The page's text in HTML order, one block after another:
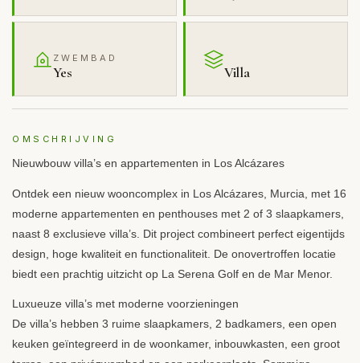
ZWEMBAD
Yes Villa
OMSCHRIJVING
Nieuwbouw villa’s en appartementen in Los Alcázares
Ontdek een nieuw wooncomplex in Los Alcázares, Murcia, met 16
moderne appartementen en penthouses met 2 of 3 slaapkamers,
naast 8 exclusieve villa’s. Dit project combineert perfect eigentijds
design, hoge kwaliteit en functionaliteit. De onovertroffen locatie
biedt een prachtig uitzicht op La Serena Golf en de Mar Menor.
Luxueuze villa’s met moderne voorzieningen
De villa’s hebben 3 ruime slaapkamers, 2 badkamers, een open
keuken geïntegreerd in de woonkamer, inbouwkasten, een groot